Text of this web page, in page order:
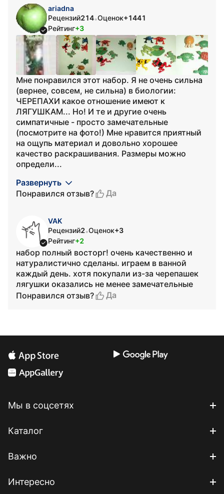
ariadna
Рецензий214•Оценок+1441
Рейтинг+3
Мне понравился этот набор. Я не очень сильна
(вернее, совсем, не сильна) в биологии:
ЧЕРЕПАХИ какое отношение имеют к
ЛЯГУШКАМ... Но! И те и другие очень
симпатичные - просто замечательные
(посмотрите на фото!) Мне нравится приятный
на ощупь материал и довольно хорошее
качество раскрашивания. Размеры можно
определи...
Развернуть
Понравился отзыв?
Да
VAK
Рецензий2•Оценок+3
Рейтинг+2
набор полный восторг! очень качественно и
натуралистично сделаны. играем в ванной
каждый день. хотя покупали из-за черепашек
лягушки оказались не менее замечательные
Понравился отзыв?
Да
Мы в соцсетях
Каталог
Важно
Интересно